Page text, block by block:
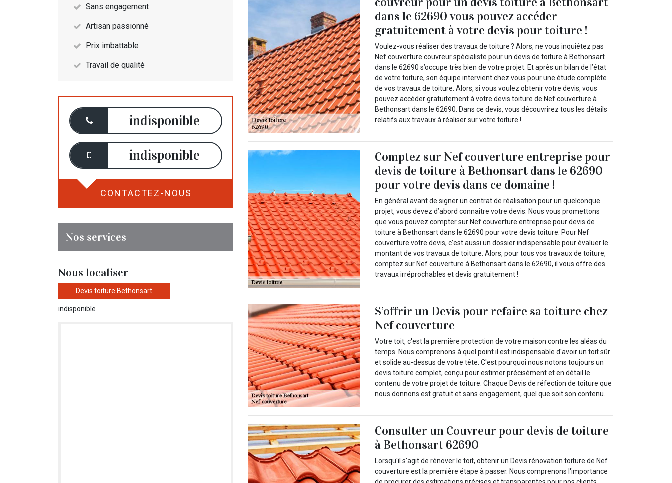
Sans engagement
Artisan passionné
Prix imbattable
Travail de qualité
indisponible
indisponible
CONTACTEZ-NOUS
Nos services
Nous localiser
Devis toiture Bethonsart
indisponible
dans le 62690 vous pouvez accéder
gratuitement à votre devis pour toiture !
Voulez-vous réaliser des travaux de toiture ? Alors, ne vous inquiétez pas
Nef couverture couvreur spécialiste pour un devis de toiture à Bethonsart
dans le 62690 s’occupe très bien de votre projet. Et après un bilan de l’état
de votre toiture, son équipe intervient chez vous pour une étude complète
de vos travaux de toiture. Alors, si vous voulez obtenir votre devis, vous
pouvez accéder gratuitement à votre devis toiture de Nef couverture à
Bethonsart dans le 62690. Dans ce devis, vous découvrirez tous les détails
relatifs aux travaux à réaliser sur votre toiture !
Comptez sur Nef couverture entreprise pour
devis de toiture à Bethonsart dans le 62690
pour votre devis dans ce domaine !
En général avant de signer un contrat de réalisation pour un quelconque
projet, vous devez d’abord connaitre votre devis. Nous vous promettons
que vous pouvez compter sur Nef couverture entreprise pour devis de
toiture à Bethonsart dans le 62690 pour votre devis toiture. Pour Nef
couverture votre devis, c’est aussi un dossier indispensable pour évaluer le
montant de vos travaux de toiture. Alors, pour tous vos travaux de toiture,
comptez sur Nef couverture à Bethonsart dans le 62690, il vous offre des
travaux irréprochables et devis gratuitement !
S’offrir un Devis pour refaire sa toiture chez
Nef couverture
Votre toit, c'est la première protection de votre maison contre les aléas du
temps. Nous comprenons à quel point il est indispensable d'avoir un toit sûr
et solide au-dessus de votre tête. C'est pourquoi nous notons toujours un
devis toiture complet, conçu pour estimer précisément et en détail le
contenu de votre projet de toiture. Chaque Devis de réfection de toiture que
nous donnons est gratuit et sans engagement, quel que soit son contenu.
Consulter un Couvreur pour devis de toiture
à Bethonsart 62690
Lorsqu'il s'agit de rénover le toit, obtenir un Devis rénovation toiture de Nef
couverture est la première étape à passer. Nous comprenons l'importance